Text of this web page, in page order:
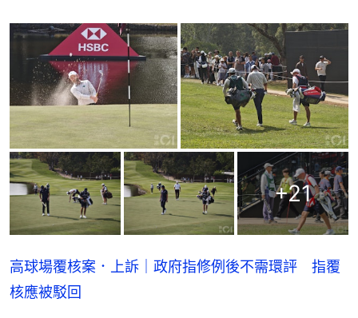
+21
高球場覆核案．上訴｜政府指修例後不需環評 指覆
核應被駁回